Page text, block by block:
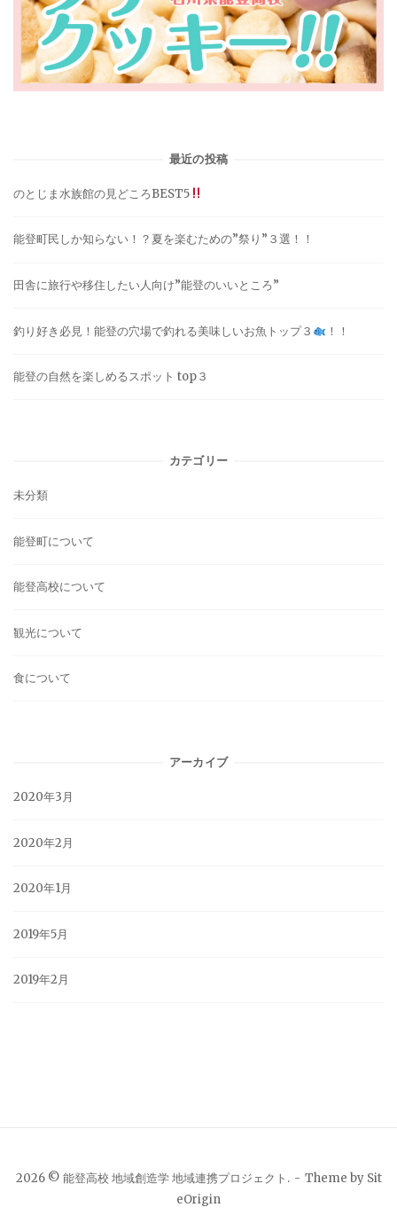
最近の投稿
のとじま水族館の見どころBEST5
能登町民しか知らない！？夏を楽むための”祭り”３選！！
田舎に旅行や移住したい人向け”能登のいいところ”
釣り好き必見！能登の穴場で釣れる美味しいお魚トップ３ ！！
能登の自然を楽しめるスポット top３
カテゴリー
未分類
能登町について
能登高校について
観光について
食について
アーカイブ
2020年3月
2020年2月
2020年1月
2019年5月
2019年2月
2026 © 能登高校 地域創造学 地域連携プロジェクト. Theme by Sit
eOrigin